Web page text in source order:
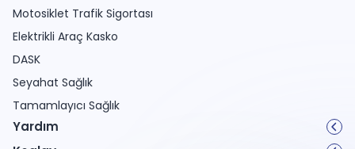
Motosiklet Trafik Sigortası
Elektrikli Araç Kasko
DASK
Seyahat Sağlık
Tamamlayıcı Sağlık
Yardım